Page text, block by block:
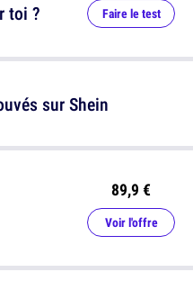
toi ? Faire le test
89,9 €
Voir l'offre
sur Shein